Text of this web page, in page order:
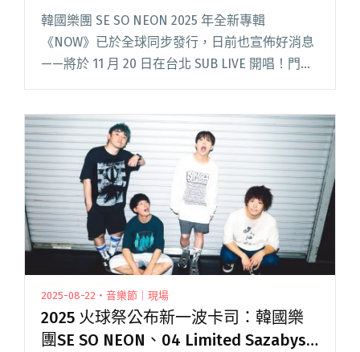
師坂本龍一
韓國樂團 SE SO NEON 2025 年全新專輯
《NOW》已於全球同步發行，日前也宣佈好消息
——將於 11 月 20 日在台北 SUB LIVE 開唱！門票
已於 KKTIX 正式開賣。 由 So!YoON!（黃昭允）
《NOW》來台開唱！新歌〈Remember!〉紀念摯
友導師坂本龍一"
2025-08-22・音樂節｜現場
2025 火球祭公布新一波卡司：韓國樂
團SE SO NEON、04 Limited Sazabys